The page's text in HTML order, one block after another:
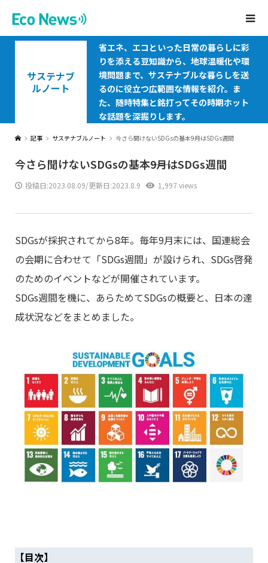
サステナブ
ルノート
省エネ、エコといった日常の暮らしに彩
りを添える豆知識から、地球温暖化や環
境問題まで、サステナブルな暮らしを送
るのに役立つ広範囲な情報を紹介。ま
た、随時特集と銘打ってその時期ホット
な話題を深掘りします。
記事 サステナブルノート 今さら聞けないSDGsの基本――9月はSDGs週間
今さら聞けないSDGsの基本――9月はSDGs週間
投稿日:2023.08.09/更新日:2023.8.9 1,997 views
SDGsが採択されてから8年。毎年9月末には、国連総会
の会期に合わせて「SDGs週間」が設けられ、SDGs啓発
のためのイベントなどが開催されています。
SDGs週間を機に、あらためてSDGsの概要と、日本の達
成状況などをまとめました。
【目次】